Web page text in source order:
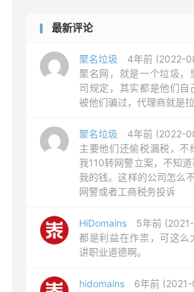
最新评论
聚名垃圾
4年前 (2022-
聚名网，就是一个垃圾，
司规定，其实都是他们自
被他们骗过，代理商就是拉
聚名垃圾
4年前 (2022-
主要他们还偷税漏税，不
我110转网警立案，不知
我的钱。这样的公司怎么
网警或者工商税务投诉
HiDomains
5年前 (2021-
都是利益在作祟，可这么
讲职业道德啊。
hidomains
6年前 (2021-